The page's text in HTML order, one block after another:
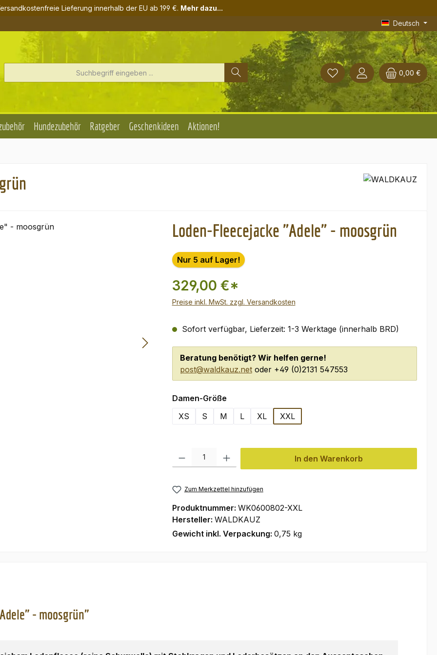
Lieferung innerhalb der EU ab 199 €. Mehr dazu...
Deutsch
0,00 €
Hundezubehör Ratgeber Geschenkideen Aktionen!
Loden-Fleecejacke "Adele" - moosgrün
Nur 5 auf Lager!
329,00 €*
Preise inkl. MwSt. zzgl. Versandkosten
Sofort verfügbar, Lieferzeit: 1-3 Werktage (innerhalb BRD)
Beratung benötigt? Wir helfen gerne!
post@waldkauz.netoder +49 (0)2131 547553
Damen-Größeauswählen
XS
S M L XL XXL
Produkt Anzahl: Gib den gewünschten Wert ein oder benutze die Schaltflächen
In den Warenkorb
Zum Merkzettel hinzufügen
Produktnummer: WK0600802-XXL
Hersteller: WALDKAUZ
Gewicht inkl. Verpackung: 0,75 kg
- moosgrün"